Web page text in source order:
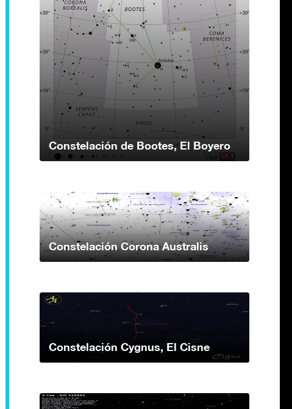
Constelación de Bootes, El Boyero
Constelación Corona Australis
Constelación Cygnus, El Cisne